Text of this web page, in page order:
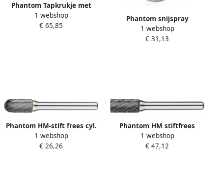
Phantom Tapkrukje met
ratel m5 t m m12
1 webshop
€ 65,85
Phantom snijspray
allr.spuitb.400ml
1 webshop
€ 31,13
Phantom HM-stift frees cyl.
ronde kop C 12.7x25x6x69
TV3
1 webshop
€ 26,26
Phantom HM stiftfrees
model A.
cilindr.12.7x25x6x69 TV3
1 webshop
€ 47,12